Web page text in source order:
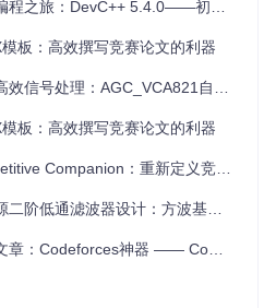
可以切换不同视图以查看详细信
competitive-companion，可以从在
存储方式、界面布局，还是快捷
为0.5。可以通过vim-plug、
：DevC++ 5.4.0——初学者的理想选择
板：高效撰写竞赛论文的利器
处理：AGC_VCA821自动增益控制电路
板：高效撰写竞赛论文的利器
Companion：重新定义竞赛辅助神器
低通滤波器设计：方波基波提取利器
Codeforces神器 —— Codeforces Tool